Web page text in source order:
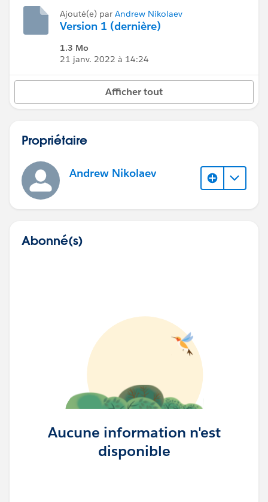
Ajouté(e) par Andrew Nikolaev
Version 1 (dernière)
1.3 Mo
21 janv. 2022 à 14:24
Afficher tout
Propriétaire
Andrew Nikolaev
Abonné(s)
Aucune information n'est
disponible